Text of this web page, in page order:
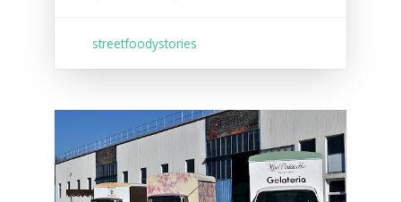
streetfoodystories